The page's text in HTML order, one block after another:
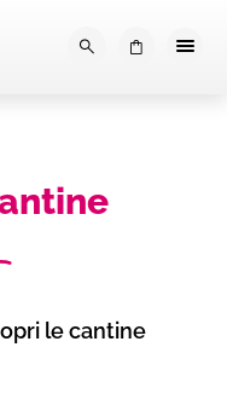
alla
le cantine